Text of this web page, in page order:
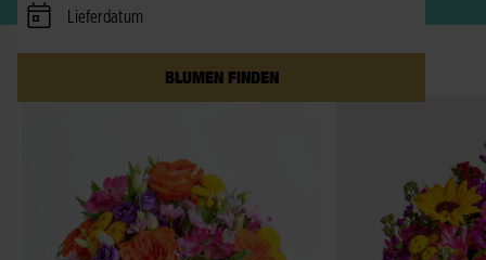
Lieferdatum
BLUMEN FINDEN
DIE BESTSELLER IM AUGUST